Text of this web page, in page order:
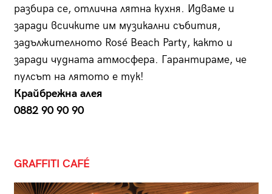
разбира се, отлична лятна кухня. Идваме и
заради всичките им музикални събития,
задължителното Rosé Beaсh Party, както и
заради чудната атмосфера. Гарантираме, че
пулсът на лятото е тук!
Крайбрежна алея
0882 90 90 90
GRAFFITI CAFÉ